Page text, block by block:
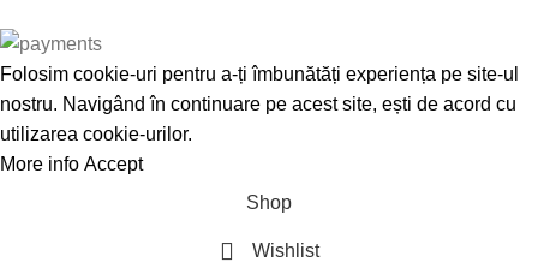
Folosim cookie-uri pentru a-ți îmbunătăți experiența pe site-ul
nostru. Navigând în continuare pe acest site, ești de acord cu
utilizarea cookie-urilor.
More info Accept
Shop
Wishlist